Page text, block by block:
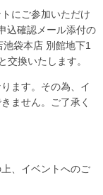
にご参加いただけ
込確認メール添付の
袋本店 別館地下1
交換いたします。
ます。その為、イ
ません。ご了承く
、イベントへのご